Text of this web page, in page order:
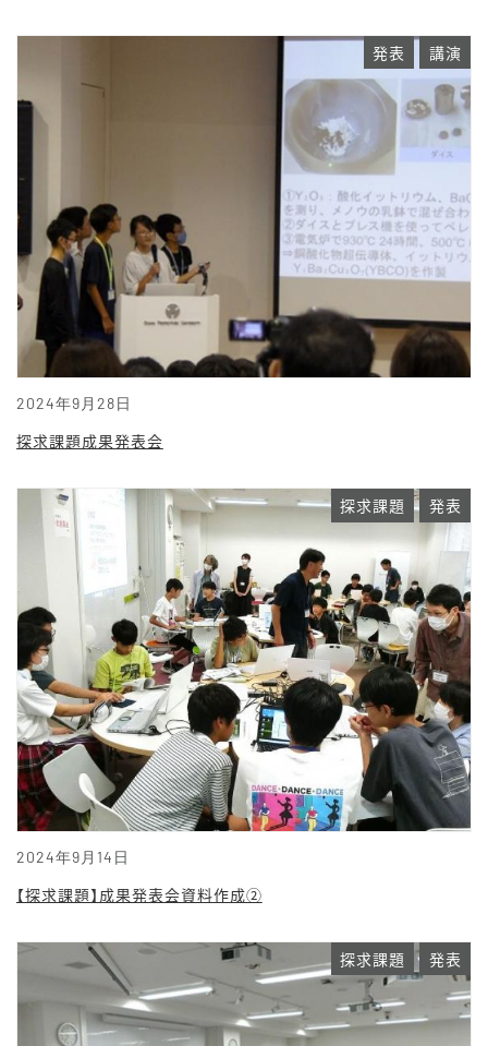
2024年9月28日
発表 講演
探求課題成果発表会
2024年9月14日
探求課題 発表
【探求課題】成果発表会資料作成②
探求課題 発表